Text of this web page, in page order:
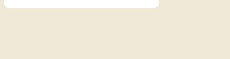
kertjében. Serafina, a